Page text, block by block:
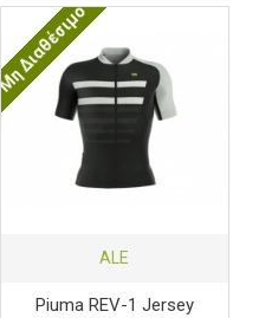
Μη Διαθέσιμο
ALE
Piuma REV-1 Jersey